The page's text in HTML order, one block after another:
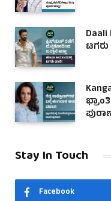
Stay In Touch
Facebook